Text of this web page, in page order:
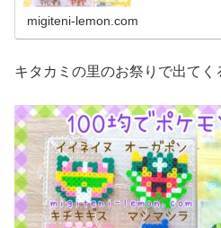
migiteni-lemon.com
キタカミの里のお祭りで出てく